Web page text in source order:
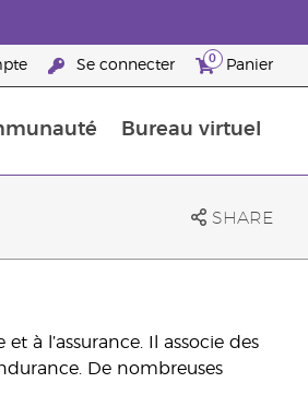
Se connecter 0 Panier
Bureau virtuel
SHARE
à l’assurance. Il associe des
De nombreuses